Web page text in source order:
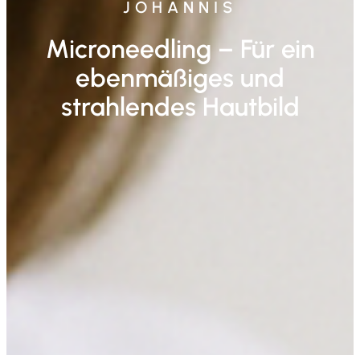
JOHANNIS
Microneedling – Für ein
ebenmäßiges und
strahlendes Hautbild